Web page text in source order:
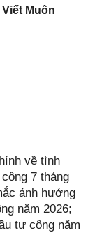
Viết Muôn
về tình
7 tháng
ảnh hưởng
năm 2026;
tư công năm